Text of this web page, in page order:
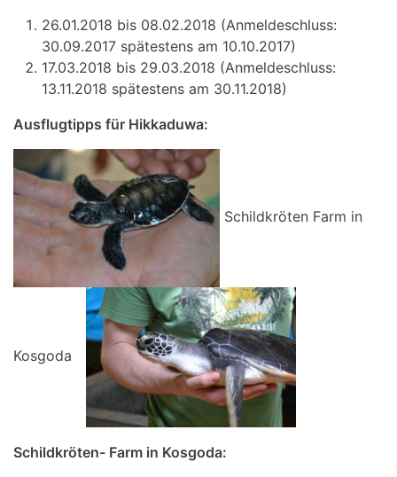
26.01.2018 bis 08.02.2018 (Anmeldeschluss:
30.09.2017 spätestens am 10.10.2017)
17.03.2018 bis 29.03.2018 (Anmeldeschluss:
13.11.2018 spätestens am 30.11.2018)
Ausflugtipps für Hikkaduwa:
Schildkröten Farm in
Kosgoda
Schildkröten- Farm in Kosgoda: